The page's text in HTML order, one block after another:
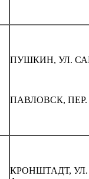
ПУШКИН, УЛ.
ПАВЛОВСК,
КРОНШТАДТ,